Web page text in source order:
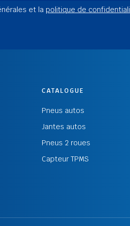
et la politique de
CATALOGUE
Pneus autos
Jantes autos
Pneus 2 roues
Capteur TPMS